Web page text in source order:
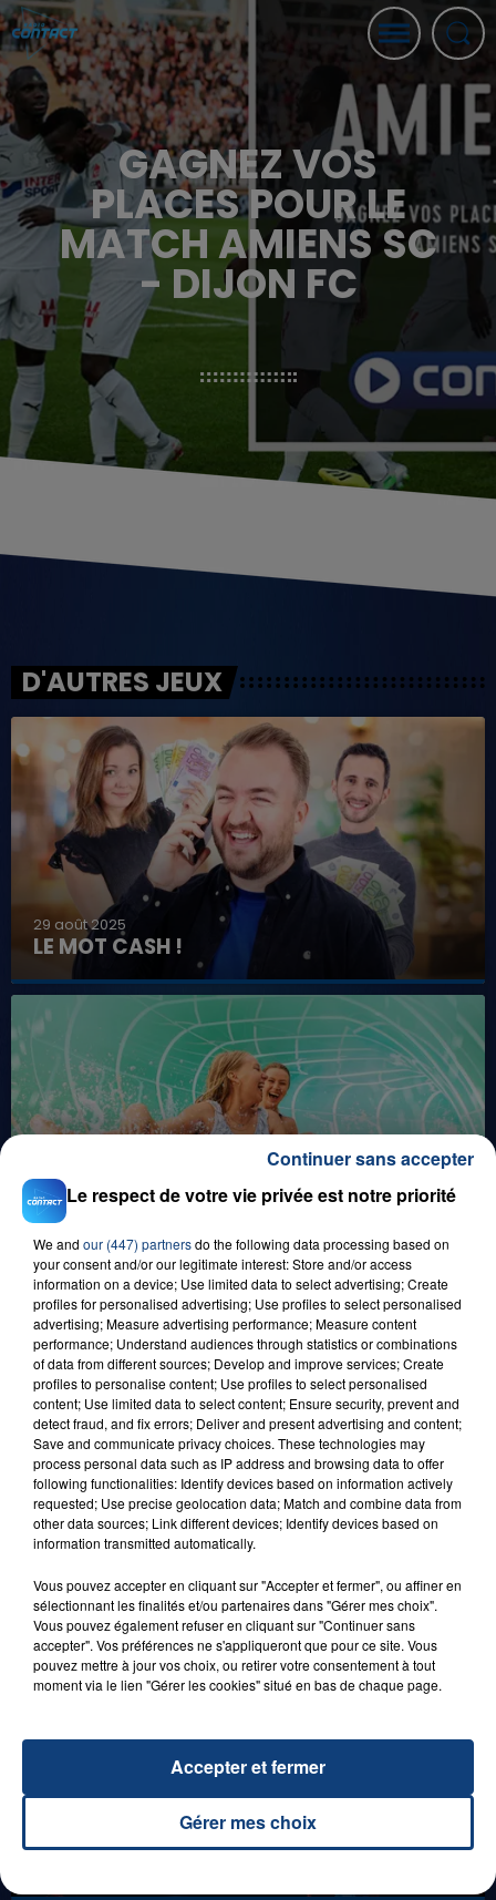
GAGNEZ VOS
PLACES POUR LE
MATCH AMIENS SC
- DIJON FC
D'AUTRES JEUX
29 août 2025
LE MOT CASH !
1er août 2026
GAGNEZ VOS ENTRÉES POUR TOUTE LA
FAMILLE À PLOPSAQUA !
21 juillet 2026
GAGNEZ VOS ENTRÉES EN FAMILLE À
DENNLYS PARC !
LES LIVES
31 janvier 2025
Le respect de votre vie privée est notre priorité
We and our (447) partnersdo the following data processing based on
your consent and/or our legitimate interest: Store and/or access
information on a device; Use limited data to select advertising; Create
profiles for personalised advertising; Use profiles to select personalised
advertising; Measure advertising performance; Measure content
performance; Understand audiences through statistics or combinations
of data from different sources; Develop and improve services; Create
profiles to personalise content; Use profiles to select personalised
content; Use limited data to select content; Ensure security, prevent and
detect fraud, and fix errors; Deliver and present advertising and content;
Save and communicate privacy choices. These technologies may
process personal data such as IP address and browsing data to offer
following functionalities: Identify devices based on information actively
requested; Use precise geolocation data; Match and combine data from
other data sources; Link different devices; Identify devices based on
information transmitted automatically.
Vous pouvez accepter en cliquant sur "Accepter et fermer", ou affiner en
sélectionnant les finalités et/ou partenaires dans "Gérer mes choix".
Vous pouvez également refuser en cliquant sur "Continuer sans
accepter". Vos préférences ne s'appliqueront que pour ce site. Vous
pouvez mettre à jour vos choix, ou retirer votre consentement à tout
moment via le lien "Gérer les cookies" situé en bas de chaque page.
Gérer mes choix
Accepter et fermer
Continuer sans accepter